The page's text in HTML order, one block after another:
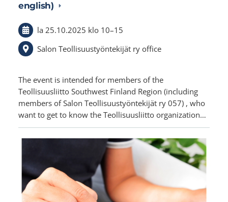
english)
la 25.10.2025 klo 10–15
Salon Teollisuustyöntekijät ry office
The event is intended for members of the
Teollisuusliitto Southwest Finland Region (including
members of Salon Teollisuustyöntekijät ry 057) , who
want to get to know the Teollisuusliitto organization…